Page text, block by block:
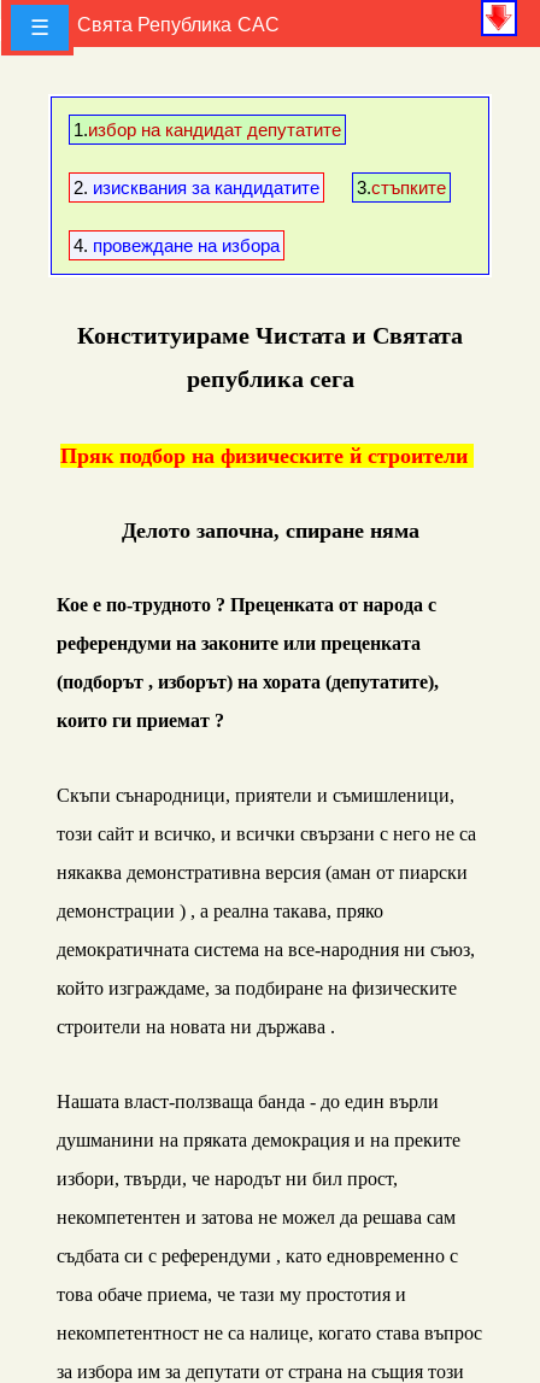
Зов Свята Република САС
☰
1.избор на кандидат депутатите
2. изисквания за кандидатите 3.стъпките
4. провеждане на избора
Конституираме Чистата и Святата
република сега
Пряк подбор на физическите й строители
Делото започна, спиране няма
Кое е по-трудното ? Преценката от народа с
референдуми на законите или преценката
(подборът , изборът) на хората (депутатите),
които ги приемат ?
Скъпи сънародници, приятели и съмишленици,
този сайт и всичко, и всички свързани с него не са
някаква демонстративна версия (аман от пиарски
демонстрации ) , а реална такава, пряко
демократичната система на все-народния ни съюз,
който изграждаме, за подбиране на физическите
строители на новата ни държава .
Нашата власт-ползваща банда - до един върли
душманини на пряката демокрация и на преките
избори, твърди, че народът ни бил прост,
некомпетентен и затова не можел да решава сам
съдбата си с референдуми , като едновременно с
това обаче приема, че тази му простотия и
некомпетентност не са налице, когато става въпрос
за избора им за депутати от страна на същия този